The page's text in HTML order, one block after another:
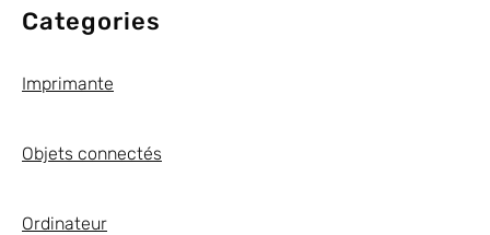
Categories
Imprimante
Objets connectés
Ordinateur